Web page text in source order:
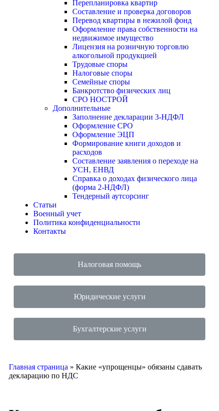
Перепланировка квартир
Составление и проверка договоров
Перевод квартиры в нежилой фонд
Оформление права собственности на
недвижимое имущество
Лицензия на розничную торговлю
алкогольной продукцией
Трудовые споры
Налоговые споры
Семейные споры
Банкротство физических лиц
СРО НОСТРОЙ
Дополнительные
Заполнение декларации 3-НДФЛ
Оформление СРО
Оформление ЭЦП
Формирование книги доходов и
расходов
Составление заявления о переходе на
УСН, ЕНВД
Справка о доходах физического лица
(форма 2-НДФЛ)
Тендерный аутсорсинг
Статьи
Военный учет
Политика конфиденциальности
Контакты
Налоговая помощь
Юридические услуги
Бухгалтерские услуги
Главная страница » Какие «упрощенцы» обязаны сдавать
декларацию по НДС